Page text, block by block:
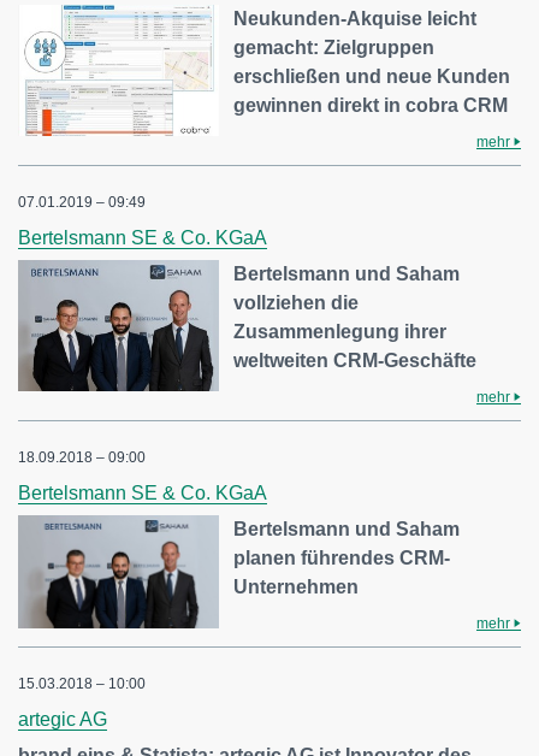
Neukunden-Akquise leicht
gemacht: Zielgruppen
erschließen und neue Kunden
gewinnen direkt in cobra CRM
mehr
07.01.2019 – 09:49
Bertelsmann SE & Co. KGaA
Bertelsmann und Saham
vollziehen die
Zusammenlegung ihrer
weltweiten CRM-Geschäfte
mehr
18.09.2018 – 09:00
Bertelsmann SE & Co. KGaA
Bertelsmann und Saham
planen führendes CRM-
Unternehmen
mehr
15.03.2018 – 10:00
artegic AG